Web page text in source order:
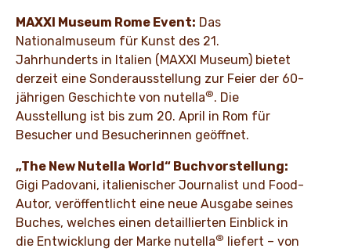
MAXXI Museum Rome Event: Das
Nationalmuseum für Kunst des 21.
Jahrhunderts in Italien (MAXXI Museum) bietet
derzeit eine Sonderausstellung zur Feier der 60-
jährigen Geschichte von nutella®. Die
Ausstellung ist bis zum 20. April in Rom für
Besucher und Besucherinnen geöffnet.
„The New Nutella World“ Buchvorstellung:
Gigi Padovani, italienischer Journalist und Food-
Autor, veröffentlicht eine neue Ausgabe seines
Buches, welches einen detaillierten Einblick in
die Entwicklung der Marke nutella® liefert – von